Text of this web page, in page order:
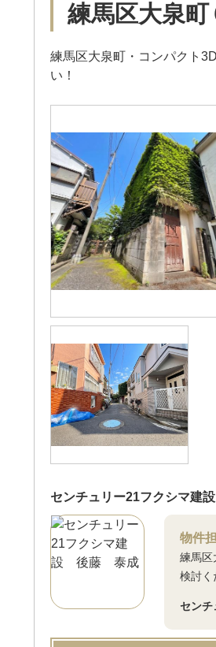
練馬区大泉
練馬区大泉町・コンパクト
い！
センチュリー21フクシマ建設
物件
練馬区
検討く
セン